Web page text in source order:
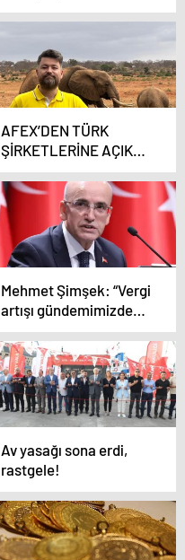
doktorun müthiş
oluyor.
AFEX’DEN TÜRK
ŞİRKETLERİNE AÇIK
DAVET
Mehmet Şimşek: “Vergi
artışı gündemimizde
yok”
Av yasağı sona erdi,
rastgele!